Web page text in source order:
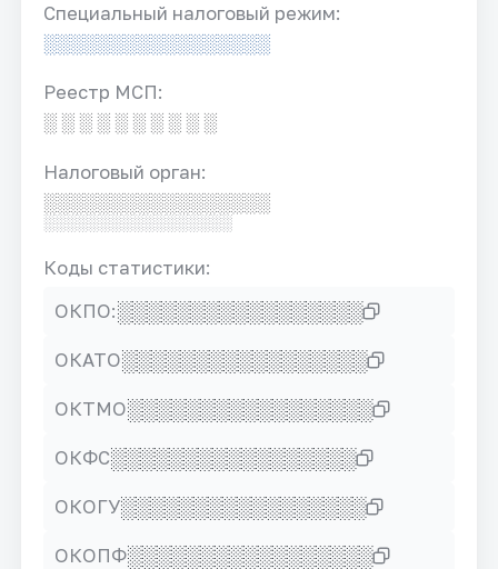
Специальный налоговый режим:
░░░░░░░░░░░░░░░░░
Реестр МСП:
░ ░ ░ ░ ░ ░ ░ ░ ░ ░
Налоговый орган:
░░░░░░░░░░░░░░░░░
░░░░░░░░░░░░░░░░░
Коды статистики:
ОКПО:░░░░░░░░░░░░░░░░░
ОКАТО░░░░░░░░░░░░░░░░░
ОКТМО░░░░░░░░░░░░░░░░░
ОКФС░░░░░░░░░░░░░░░░░
ОКОГУ░░░░░░░░░░░░░░░░░
ОКОПФ░░░░░░░░░░░░░░░░░